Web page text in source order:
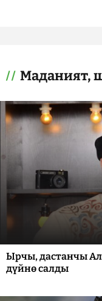
Маданият,
Ырчы, дастанчы
дүйнө салды